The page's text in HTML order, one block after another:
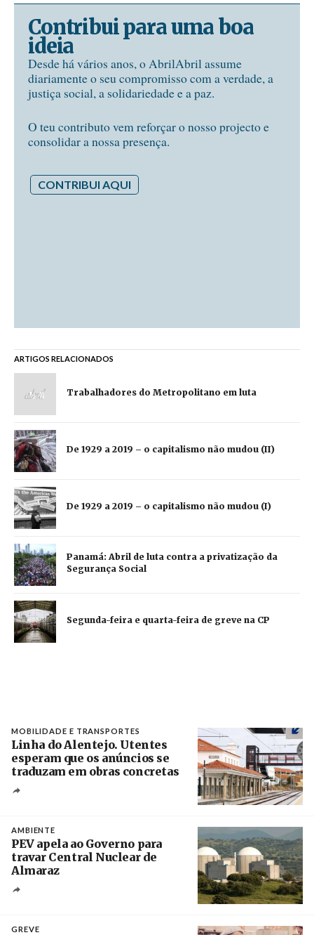
Contribui para uma boa
ideia
Desde há vários anos, o AbrilAbril assume
diariamente o seu compromisso com a verdade, a
justiça social, a solidariedade e a paz.
O teu contributo vem reforçar o nosso projecto e
consolidar a nossa presença.
CONTRIBUI AQUI
ARTIGOS RELACIONADOS
Trabalhadores do Metropolitano em luta
De 1929 a 2019 – o capitalismo não mudou (II)
De 1929 a 2019 – o capitalismo não mudou (I)
Panamá: Abril de luta contra a privatização da
Segurança Social
Segunda-feira e quarta-feira de greve na CP
MOBILIDADE E TRANSPORTES
Linha do Alentejo. Utentes
esperam que os anúncios se
traduzam em obras concretas
AMBIENTE
PEV apela ao Governo para
travar Central Nuclear de
Almaraz
GREVE